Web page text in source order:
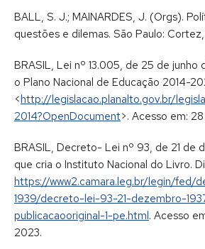
BALL, S. J.; MAINARDES, J. (Orgs).
questões e dilemas. São Paulo: Cortez,
BRASIL, Lei nº 13.005, de 25 de junho
o Plano Nacional de Educação 2014-
<http://legislacao.planalto.gov.br/
2014?OpenDocument>. Acesso em:
BRASIL, Decreto- Lei nº 93, de 21 de
que cria o Instituto Nacional do Livro.
https://www2.camara.leg.br/legin/fed/
1939/decreto-lei-93-21-dezembro-
publicacaooriginal-1-pe.html. Acesso
2023.